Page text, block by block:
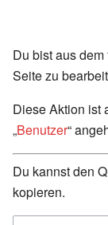
Du bist aus
Seite zu
Diese Aktion ist
„Benutzer“
Du kannst den
kopieren.